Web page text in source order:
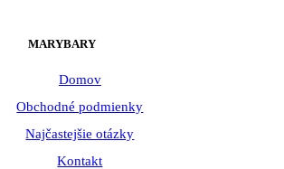
MARYBARY
Domov
Obchodné podmienky
Najčastejšie otázky
Kontakt